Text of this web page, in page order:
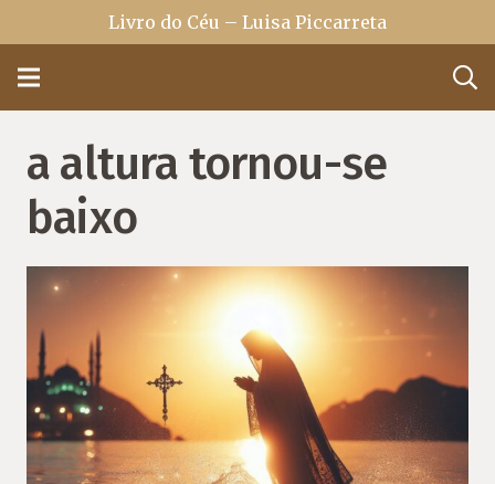
Livro do Céu – Luisa Piccarreta
a altura tornou-se
baixo